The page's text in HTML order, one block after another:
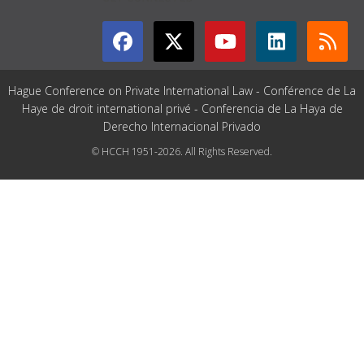
Hague Conference on Private International Law - Conférence de La
Haye de droit international privé - Conferencia de La Haya de
Derecho Internacional Privado
© HCCH 1951-2026. All Rights Reserved.